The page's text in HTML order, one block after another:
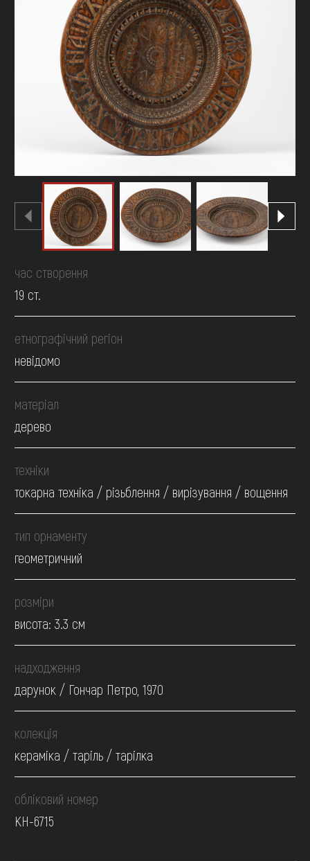
ОНЛАЙН-КРАМНИЦЯ
ПІДТРИМАТИ
час створення
19 ст.
етнографічний регіон
невідомо
матеріал
дерево
техніки
токарна техніка / різьблення / вирізування / вощення
тип орнаменту
геометричний
розміри
висота: 3.3 см
надходження
дарунок / Гончар Петро, 1970
колекція
кераміка / таріль / тарілка
обліковий номер
КН-6715